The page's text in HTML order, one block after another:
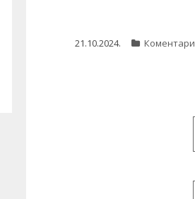
21.10.2024. Коментари